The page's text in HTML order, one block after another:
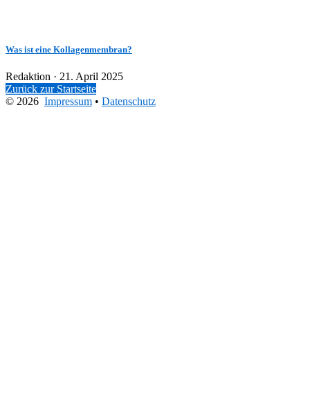
Was ist eine Kollagenmembran?
Redaktion · Veröffentlicht
am
21. April 2025
Zurück zur Startseite
© 2026 Impressum • Datenschutz